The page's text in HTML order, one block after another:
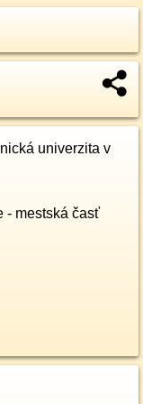
univerzita v
- mestská časť